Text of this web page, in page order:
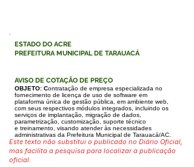
ESTADO DO ACRE
PREFEITURA MUNICIPAL DE TARAUACÁ
AVISO DE COTAÇÃO DE PREÇO
OBJETO: Contratação de empresa especializada no
fornecimento de licença de uso de software em
plataforma única de gestão pública, em ambiente web,
com seus respectivos módulos integrados, incluindo os
serviços de implantação, migração de dados,
parametrização, customização, suporte técnico
e treinamento, visando atender às necessidades
administrativas da Prefeitura Municipal de Tarauacá/AC.
Este texto não substitui o publicado no Diário Oficial,
mas facilita a pesquisa para localizar a publicação
oficial.